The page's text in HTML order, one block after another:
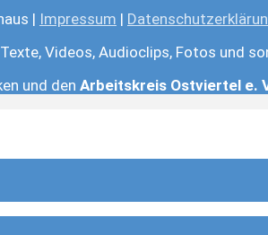
| Impressum |
Videos, Audioclips, Fotos und
und den Arbeitskreis Ostviertel e.